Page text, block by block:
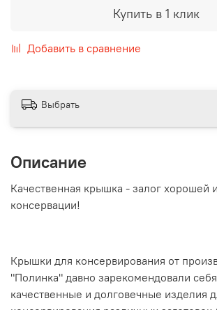
Купить в 1 клик
Добавить в сравнение
Выбрать
Описание
Качественная крышка - залог хорошей
консервации!
Крышки для консервирования от
"Полинка" давно зарекомендовали
качественные и долговечные изделия